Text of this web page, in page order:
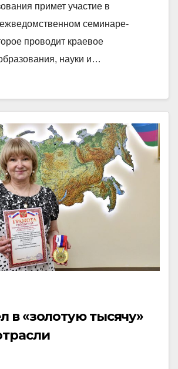
примет участие в
семинаре-
проводит краевое
науки и…
в «золотую тысячу»